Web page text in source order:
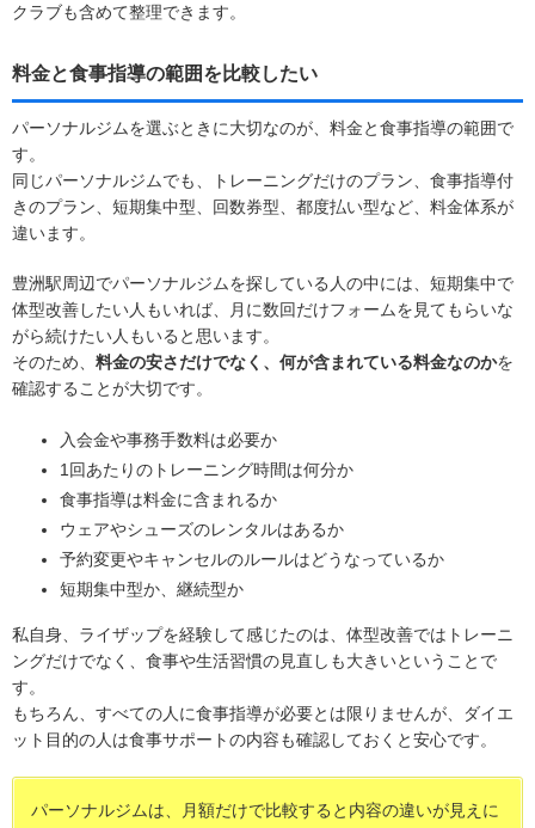
クラブも含めて整理できます。
料金と食事指導の範囲を比較したい
パーソナルジムを選ぶときに大切なのが、料金と食事指導の範囲で
す。
同じパーソナルジムでも、トレーニングだけのプラン、食事指導付
きのプラン、短期集中型、回数券型、都度払い型など、料金体系が
違います。
豊洲駅周辺でパーソナルジムを探している人の中には、短期集中で
体型改善したい人もいれば、月に数回だけフォームを見てもらいな
がら続けたい人もいると思います。
そのため、 料金の安さだけでなく、何が含まれている料金なのかを
確認することが大切です。
入会金や事務手数料は必要か
1回あたりのトレーニング時間は何分か
食事指導は料金に含まれるか
ウェアやシューズのレンタルはあるか
予約変更やキャンセルのルールはどうなっているか
短期集中型か、継続型か
私自身、ライザップを経験して感じたのは、体型改善ではトレーニ
ングだけでなく、食事や生活習慣の見直しも大きいということで
す。
もちろん、すべての人に食事指導が必要とは限りませんが、ダイエ
ット目的の人は食事サポートの内容も確認しておくと安心です。
パーソナルジムは、月額だけで比較すると内容の違いが見えに